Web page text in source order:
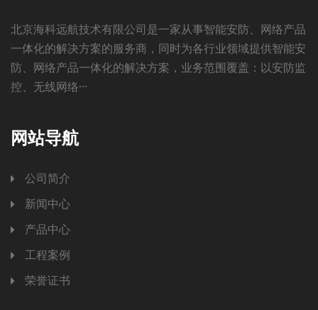
北京海科远航技术有限公司是一家从事智能安防、网络产品
一体化的解决方案的服务商，同时为各行业领域提供智能安
防、网络产品一体化的解决方案，业务范围覆盖：以安防监
控、无线网络···
网站导航
公司简介
新闻中心
产品中心
工程案例
荣誉证书